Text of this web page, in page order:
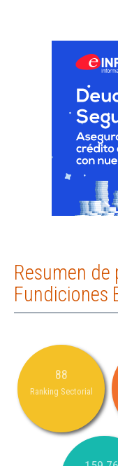
Resumen de
Fundiciones
88
Ranking Sectorial